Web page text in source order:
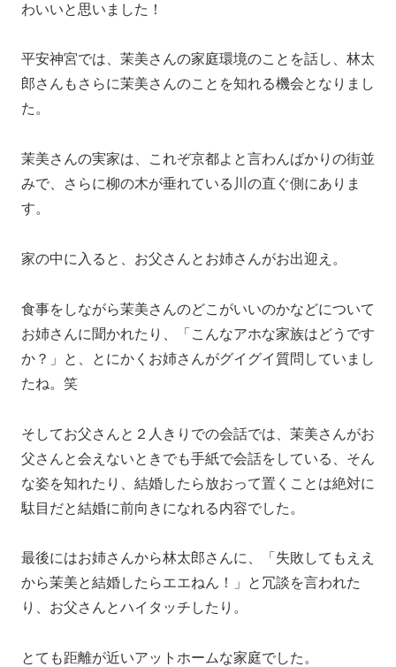
わいいと思いました！
平安神宮では、茉美さんの家庭環境のことを話し、林太
郎さんもさらに茉美さんのことを知れる機会となりまし
た。
茉美さんの実家は、これぞ京都よと言わんばかりの街並
みで、さらに柳の木が垂れている川の直ぐ側にありま
す。
家の中に入ると、お父さんとお姉さんがお出迎え。
食事をしながら茉美さんのどこがいいのかなどについて
お姉さんに聞かれたり、「こんなアホな家族はどうです
か？」と、とにかくお姉さんがグイグイ質問していまし
たね。笑
そしてお父さんと２人きりでの会話では、茉美さんがお
父さんと会えないときでも手紙で会話をしている、そん
な姿を知れたり、結婚したら放おって置くことは絶対に
駄目だと結婚に前向きになれる内容でした。
最後にはお姉さんから林太郎さんに、「失敗してもええ
から茉美と結婚したらエエねん！」と冗談を言われた
り、お父さんとハイタッチしたり。
とても距離が近いアットホームな家庭でした。